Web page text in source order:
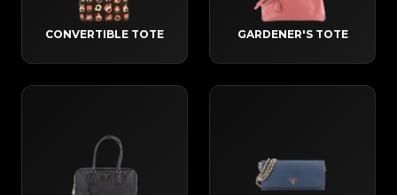
CONVERTIBLE TOTE GARDENER'S TOTE